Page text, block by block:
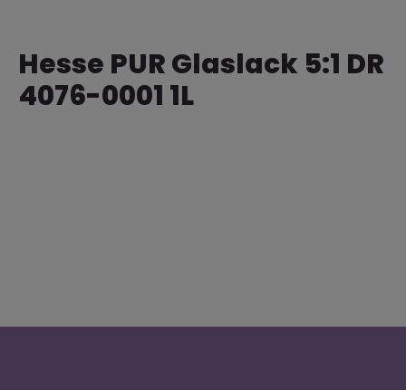
Hesse PUR Glaslack 5:1 DR
4076-0001 1L